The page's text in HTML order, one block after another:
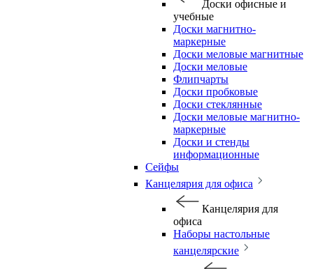
Доски офисные и
учебные
Доски магнитно-
маркерные
Доски меловые магнитные
Доски меловые
Флипчарты
Доски пробковые
Доски стеклянные
Доски меловые магнитно-
маркерные
Доски и стенды
информационные
Сейфы
Канцелярия для офиса
Канцелярия для
офиса
Наборы настольные
канцелярские